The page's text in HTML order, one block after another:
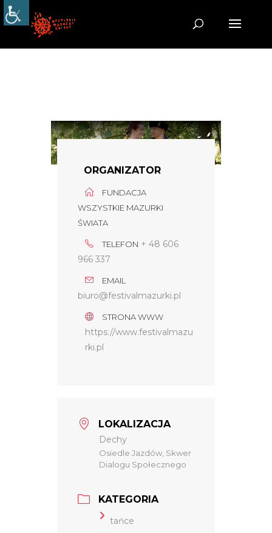
ORGANIZATOR
FUNDACJA
WSZYSTKIE MAZURKI
ŚWIATA
TELEFON + 48 606
966 337
EMAIL
biuro@festivalmazurki.pl
STRONA WWW
https://www.festivalmazu
rki.pl
LOKALIZACJA
Dechy
Osiedle Jazdów, Skwer
Dialogu Społecznego
KATEGORIA
tańce